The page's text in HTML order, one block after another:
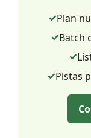
Plan
Batch
Pistas